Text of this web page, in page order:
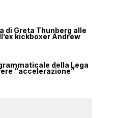
di Greta Thunberg alle
kickboxer Andrew
della Lega
“accelerazione”